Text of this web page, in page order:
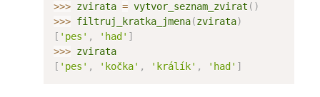
>>> zvirata = vytvor_seznam_zvirat ( )
>>> filtruj_kratka_jmena(zvirata)
[ 'pes' , 'had' ]
>>>
[ 'pes' , 'kočka' , 'králík' , 'had' ]